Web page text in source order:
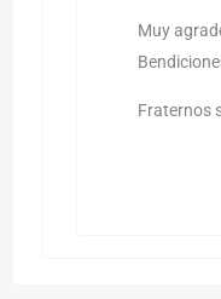
Muy
Fraternos